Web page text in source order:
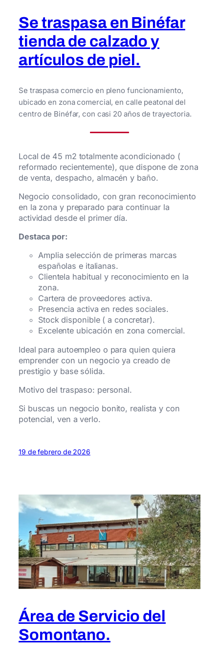
Se traspasa en Binéfar
tienda de calzado y
artículos de piel.
Se traspasa comercio en pleno funcionamiento,
ubicado en zona comercial, en calle peatonal del
centro de Binéfar, con casi 20 años de trayectoria.
Local de 45 m2 totalmente acondicionado (
reformado recientemente), que dispone de zona
de venta, despacho, almacén y baño.
Negocio consolidado, con gran reconocimiento
en la zona y preparado para continuar la
actividad desde el primer día.
Destaca por:
Amplia selección de primeras marcas
españolas e italianas.
Clientela habitual y reconocimiento en la
zona.
Cartera de proveedores activa.
Presencia activa en redes sociales.
Stock disponible ( a concretar).
Excelente ubicación en zona comercial.
Ideal para autoempleo o para quien quiera
emprender con un negocio ya creado de
prestigio y base sólida.
Motivo del traspaso: personal.
Si buscas un negocio bonito, realista y con
potencial, ven a verlo.
19 de febrero de 2026
Área de Servicio del
Somontano.